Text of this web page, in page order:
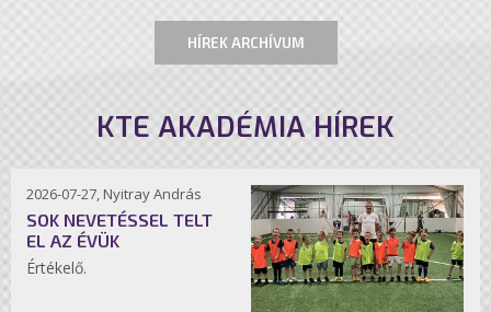
HÍREK ARCHÍVUM
KTE AKADÉMIA HÍREK
2026-07-27, Nyitray András
SOK NEVETÉSSEL TELT
EL AZ ÉVÜK
Értékelő.